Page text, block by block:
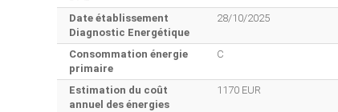
Date établissement
Diagnostic Energétique
28/10/2025
Consommation énergie
primaire
C
Estimation du coût
annuel des énergies
1170 EUR